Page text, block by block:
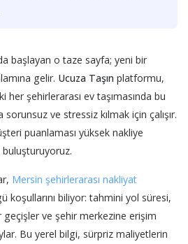
başlayan o taze sayfa; yeni bir
gelir. Ucuza Taşın platformu,
her şehirlerarası ev taşımasında bu
ve stressiz kılmak için çalışır.
puanlaması yüksek nakliye
Mersin şehirlerarası nakliyat
koşullarını biliyor: tahmini yol süresi,
ve şehir merkezine erişim
Bu yerel bilgi, sürpriz maliyetlerin